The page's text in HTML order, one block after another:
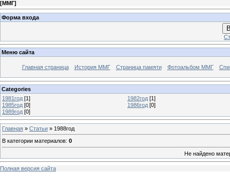
[ММГ]
Форма входа
Меню сайта
Главная страница История ММГ Страница памяти Фотоальбом ММГ
Categories
1981год [1] 1982год [1]
1985год [0] 1986год [0]
1989год [0]
Главная » Статьи » 1988год
В категории материалов: 0
Не найдено
Полная версия сайта